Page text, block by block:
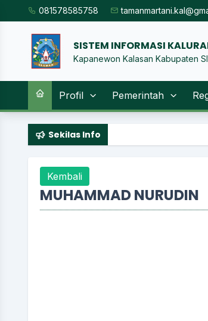
081578585758
SISTEM INFORMASI
Kapanewon Kalasan Kabupaten
Profil Pemerintah
Sekilas Info
Kembali
MUHAMMAD NURUDIN